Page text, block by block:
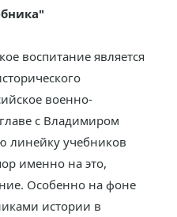
воспитание является
военно-
с Владимиром
линейку учебников
именно на это,
Особенно на фоне
истории в